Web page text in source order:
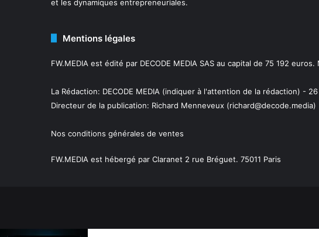
et les dynamiques entrepreneuriales.
Mentions légales
FW.MEDIA est édité par DECODE MEDIA SAS au capital de 75 192 euros.
La Rédaction: DECODE MEDIA (indiquer à l'attention de la rédaction) -
Directeur de la publication: Richard Menneveux (richard@decode.media)
Nos conditions générales de ventes
FW.MEDIA est hébergé par Claranet 2 rue Bréguet. 75011 Paris